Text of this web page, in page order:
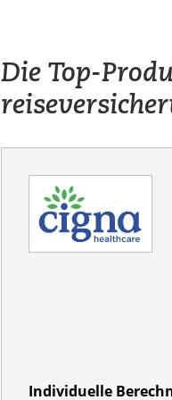
Die Top-
Individuelle